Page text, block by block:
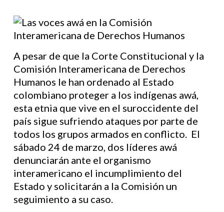
A pesar de que la Corte Constitucional y la
Comisión Interamericana de Derechos
Humanos le han ordenado al Estado
colombiano proteger a los indígenas awá,
esta etnia que vive en el suroccidente del
país sigue sufriendo ataques por parte de
todos los grupos armados en conflicto. El
sábado 24 de marzo, dos líderes awá
denunciarán ante el organismo
interamericano el incumplimiento del
Estado y solicitarán a la Comisión un
seguimiento a su caso.